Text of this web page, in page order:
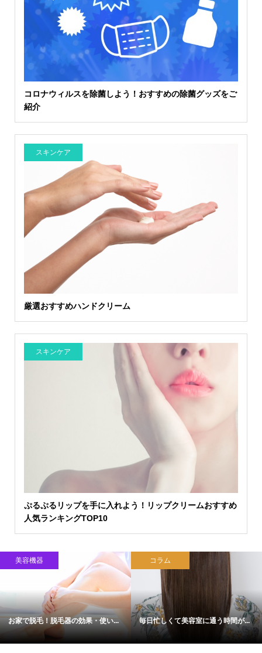
コロナウィルスを除菌しよう！おすすめの除菌グッズをご
紹介
スキンケア
厳選おすすめハンドクリーム
スキンケア
ぷるぷるリップを手に入れよう！リップクリームおすすめ
人気ランキングTOP10
美容機器
お家で脱毛！脱毛器の効果・使い...
コラム
毎日忙しくて美容室に通う時間が...